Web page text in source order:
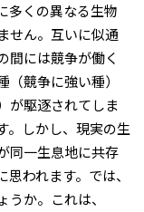
多くの異なる生物
せん。互いに似通
間には競争が働く
競争に強い種）
が駆逐されてしま
。しかし、現実の生
同一生息地に共存
われます。では、
か。これは、